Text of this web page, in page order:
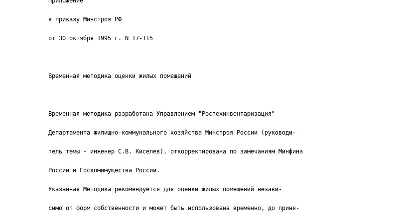
к приказу Минстроя РФ
от 30 октября 1995 г. N 17-115
Временная методика оценки жилых помещений
Временная методика разработана Управлением "Ростехинвентаризация"
Департамента жилищно-коммунального хозяйства Минстроя России (руководи-
тель темы - инженер С.В. Киселев), откорректирована по замечаниям Минфина
России и Госкомимущества России.
Указанная Методика рекомендуется для оценки жилых помещений незави-
симо от форм собственности и может быть использована временно, до приня-